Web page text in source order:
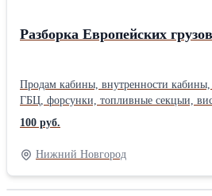
Разборка Европейских
Продам кабины, внутренности кабины,
ГБЦ, форсунки, топливные секцыи,
сцепление, компрессора , проводка,
коленвалы, поршня, шатуны,
передние-задние, ступицы, супорта,
электрические блоки. Также есть новые
Цены приемлимые, оплапа любыми
100 руб.
Нижний Новгород